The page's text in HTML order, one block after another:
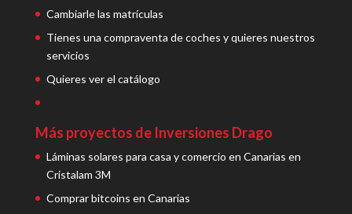
Cambiarle las matrículas
Tienes una compraventa de coches y quieres nuestros
servicios
Quieres ver el catálogo
Más proyectos de Inversiones Drago
Láminas solares para casa y comercio en Canarias en
Cristalam 3M
Comprar bitcoins en Canarias